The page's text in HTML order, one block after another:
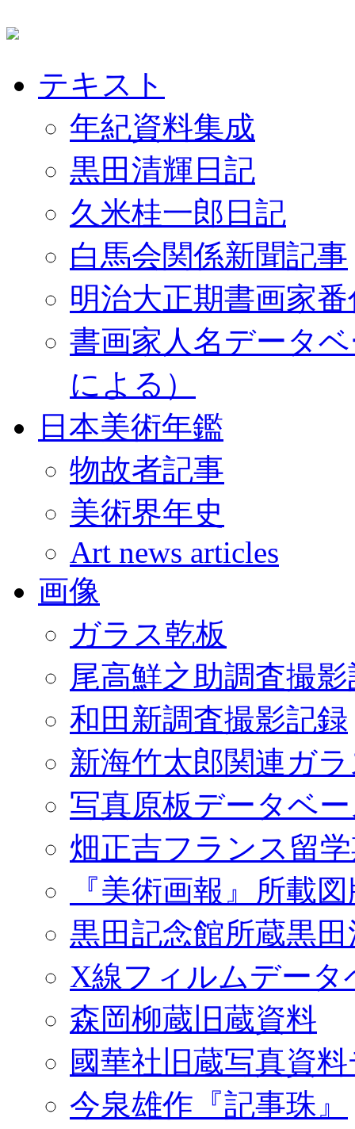
テキスト
年紀資料集成
黒田清輝日記
久米桂一郎日記
白馬会関係新聞記事
明治大正期書画家
書画家人名データ
による）
日本美術年鑑
物故者記事
美術界年史
Art news articles
画像
ガラス乾板
尾高鮮之助調査撮
和田新調査撮影記録
新海竹太郎関連ガ
写真原板データベ
畑正吉フランス留
『美術画報』所載
黒田記念館所蔵黒
X線フィルムデータ
森岡柳蔵旧蔵資料
國華社旧蔵写真資
今泉雄作『記事珠』